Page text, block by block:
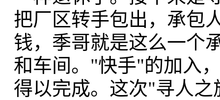
把厂区转手包出，承包
钱，季哥就是这么一个
和车间。"快手"的加入
得以完成。这次"寻人